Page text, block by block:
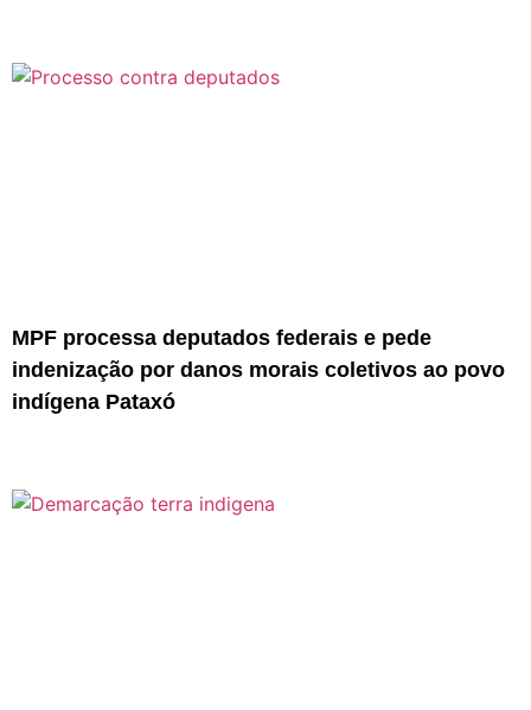
MPF processa deputados federais e pede
indenização por danos morais coletivos ao povo
indígena Pataxó